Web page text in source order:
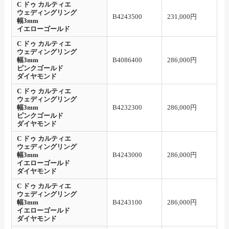
C ドゥ カルティエ
ウェディングリング
幅3mm
イエローゴールド
B4243500 231,000円
C ドゥ カルティエ
ウェディングリング
幅3mm
ピンクゴールド
ダイヤモンド
B4086400 286,000円
C ドゥ カルティエ
ウェディングリング
幅3mm
ピンクゴールド
ダイヤモンド
B4232300 286,000円
C ドゥ カルティエ
ウェディングリング
幅3mm
イエローゴールド
ダイヤモンド
B4243000 286,000円
C ドゥ カルティエ
ウェディングリング
幅3mm
イエローゴールド
ダイヤモンド
B4243100 286,000円